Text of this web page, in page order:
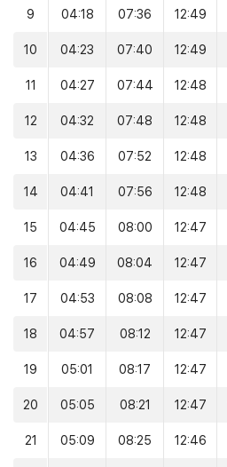
9 04:18 07:36 12:49
10 04:23 07:40 12:49
11 04:27 07:44 12:48
12 04:32 07:48 12:48
13 04:36 07:52 12:48
14 04:41 07:56 12:48
15 04:45 08:00 12:47
16 04:49 08:04 12:47
17 04:53 08:08 12:47
18 04:57 08:12 12:47
19 05:01 08:17 12:47
20 05:05 08:21 12:47
21 05:09 08:25 12:46